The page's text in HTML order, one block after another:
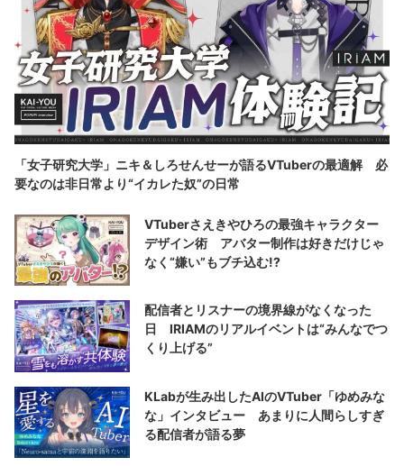
「女子研究大学」ニキ＆しろせんせーが語るVTuberの最適解 必
要なのは非日常より“イカレた奴”の日常
VTuberさえきやひろの最強キャラクター
デザイン術 アバター制作は好きだけじゃ
なく“嫌い”もブチ込む!?
配信者とリスナーの境界線がなくなった
日 IRIAMのリアルイベントは“みんなでつ
くり上げる”
KLabが生み出したAIのVTuber「ゆめみな
な」インタビュー あまりに人間らしすぎ
る配信者が語る夢